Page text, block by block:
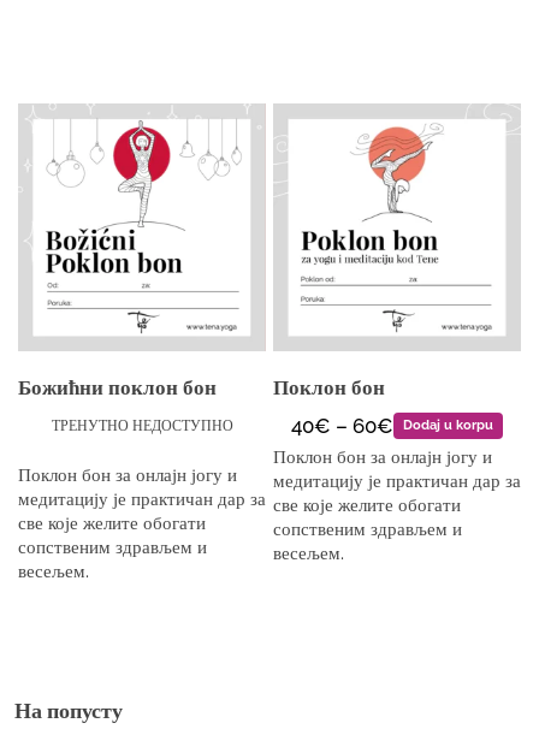
Божићни поклон бон
ТРЕНУТНО НЕДОСТУПНО
Поклон бон за онлајн јогу и
медитацију је практичан дар за
све које желите обогати
сопственим здрављем и
весељем.
Поклон бон
40€ – 60€
Dodaj u korpu
Поклон бон за онлајн јогу и
медитацију је практичан дар за
све које желите обогати
сопственим здрављем и
весељем.
На попусту